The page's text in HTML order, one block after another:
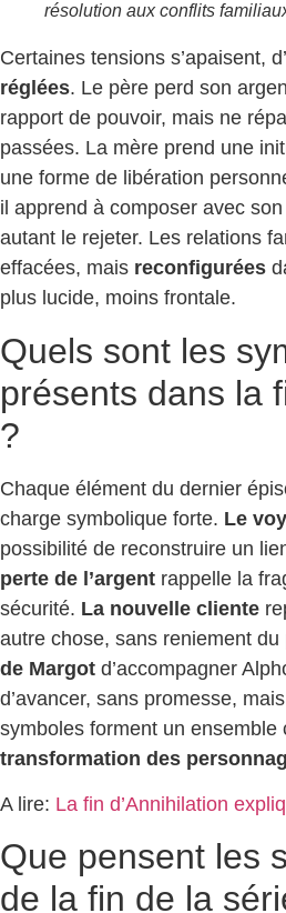
résolution aux conflits
Certaines tensions s’apaisent,
réglées. Le père perd son
rapport de pouvoir, mais ne
passées. La mère prend une
une forme de libération
il apprend à composer avec
autant le rejeter. Les relations
effacées, mais reconfigurées
plus lucide, moins frontale.
Quels sont les
présents dans la
?
Chaque élément du dernier
charge symbolique forte. Le
possibilité de reconstruire un
perte de l’argent rappelle la
sécurité. La nouvelle cliente
autre chose, sans reniement du
de Margot d’accompagner
d’avancer, sans promesse,
symboles forment un ensemble
transformation des
A lire: La fin d’Annihilation
Que pensent les
de la fin de la